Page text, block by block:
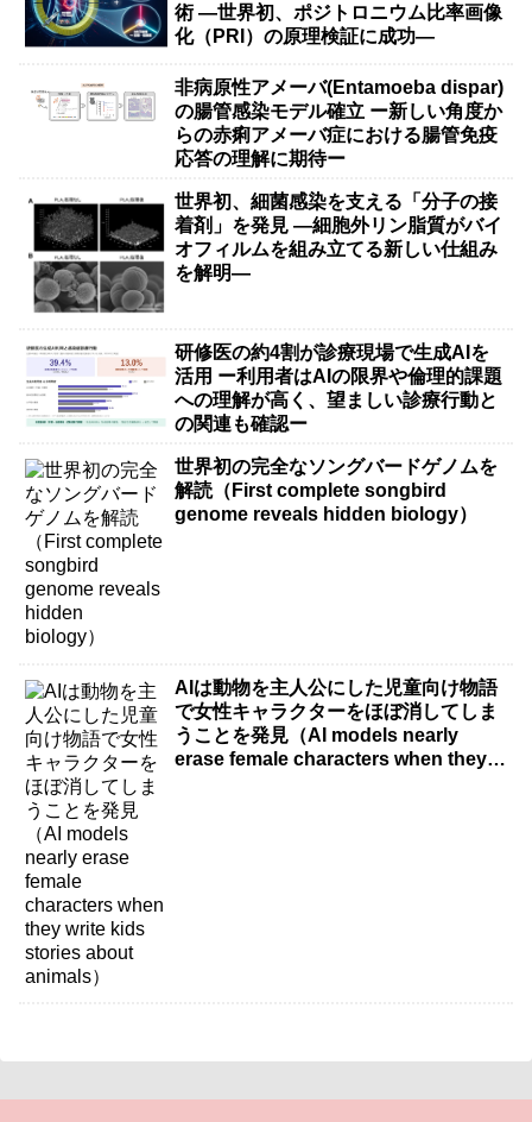
術 ―世界初、ポジトロニウム比率画像
化（PRI）の原理検証に成功―
非病原性アメーバ(Entamoeba dispar)
の腸管感染モデル確立 ー新しい角度か
らの赤痢アメーバ症における腸管免疫
応答の理解に期待ー
世界初、細菌感染を支える「分子の接
着剤」を発見 ―細胞外リン脂質がバイ
オフィルムを組み立てる新しい仕組み
を解明―
研修医の約4割が診療現場で生成AIを
活用 ー利用者はAIの限界や倫理的課題
への理解が高く、望ましい診療行動と
の関連も確認ー
世界初の完全なソングバードゲノムを
解読（First complete songbird
genome reveals hidden biology）
AIは動物を主人公にした児童向け物語
で女性キャラクターをほぼ消してしま
うことを発見（AI models nearly
erase female characters when they